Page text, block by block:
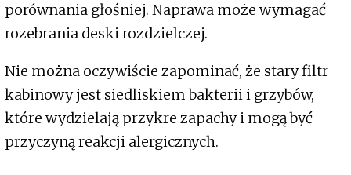
porównania głośniej. Naprawa może wymagać
rozebrania deski rozdzielczej.
Nie można oczywiście zapominać, że stary filtr
kabinowy jest siedliskiem bakterii i grzybów,
które wydzielają przykre zapachy i mogą być
przyczyną reakcji alergicznych.